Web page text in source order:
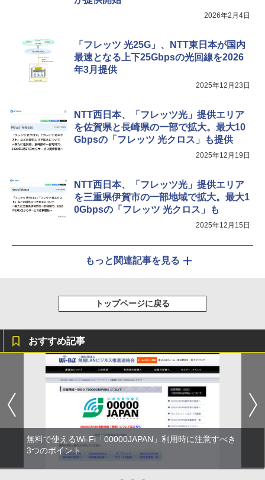
2026年2月4日
「フレッツ 光25G」、NTT東日本が国内
最速となる上下25Gbpsの光回線を2026
年3月提供
2025年12月23日
NTT西日本、「フレッツ光」提供エリア
を佐賀県と長崎県の一部で拡大。最大10
Gbpsの「フレッツ 光クロス」も提供
2025年12月19日
NTT西日本、「フレッツ光」提供エリア
を三重県伊賀市の一部地域で拡大。最大1
0Gbpsの「フレッツ 光クロス」も
2025年12月15日
もっと関連記事を見る
トップページに戻る
おすすめ記事
無料で使えるWi-Fi「00000JAPAN」利用時に注意すべき
3つのポイント